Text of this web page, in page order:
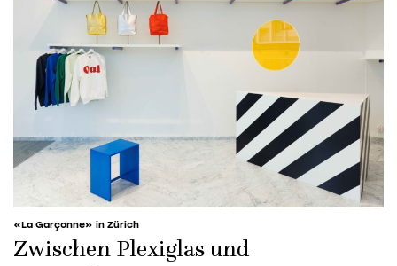
«La Garçonne» in Zürich
Zwischen Plexiglas und